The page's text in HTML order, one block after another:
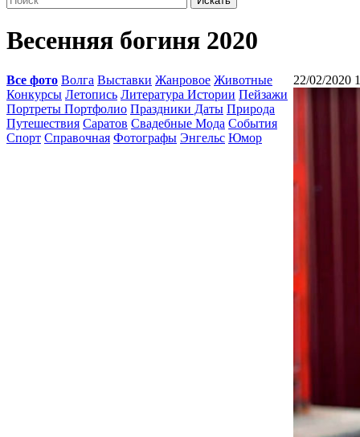
Весенняя богиня 2020
Все фото Волга Выставки Жанровое Животные
Конкурсы Летопись Литература Истории Пейзажи
Портреты Портфолио Праздники Даты Природа
Путешествия Саратов Свадебные Мода События
Спорт Справочная Фотографы Энгельс Юмор
22/02/2020